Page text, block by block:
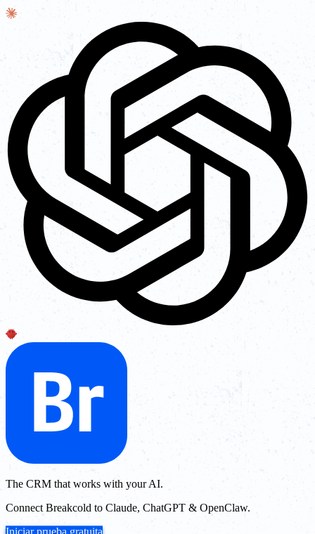
The CRM that works with your AI.
Connect Breakcold to Claude, ChatGPT & OpenClaw.
Iniciar prueba gratuita